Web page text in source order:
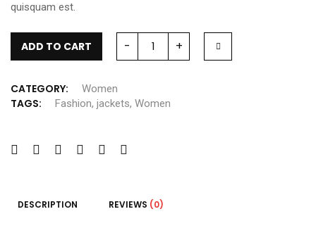
quisquam est.
- +
ADD TO CART
CATEGORY: Women
TAGS: Fashion, jackets, Women
DESCRIPTION REVIEWS (0)